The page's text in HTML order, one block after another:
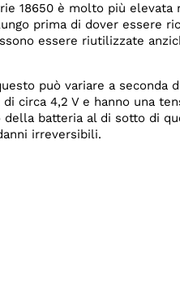
18650 è molto più
prima di dover essere
essere riutilizzate
può variare a seconda
circa 4,2 V e hanno una
batteria al di sotto di
irreversibili.